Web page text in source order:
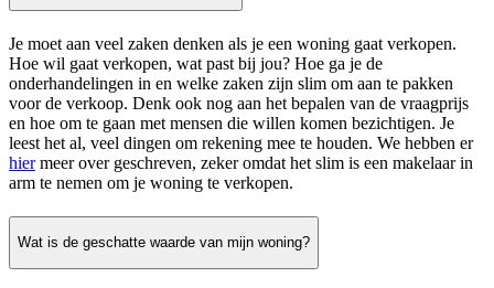
Je moet aan veel zaken denken als je een woning gaat verkopen.
Hoe wil gaat verkopen, wat past bij jou? Hoe ga je de
onderhandelingen in en welke zaken zijn slim om aan te pakken
voor de verkoop. Denk ook nog aan het bepalen van de vraagprijs
en hoe om te gaan met mensen die willen komen bezichtigen. Je
leest het al, veel dingen om rekening mee te houden. We hebben er
hiermeer over geschreven, zeker omdat het slim is een makelaar in
arm te nemen om je woning te verkopen.
Wat is de geschatte waarde van mijn woning?